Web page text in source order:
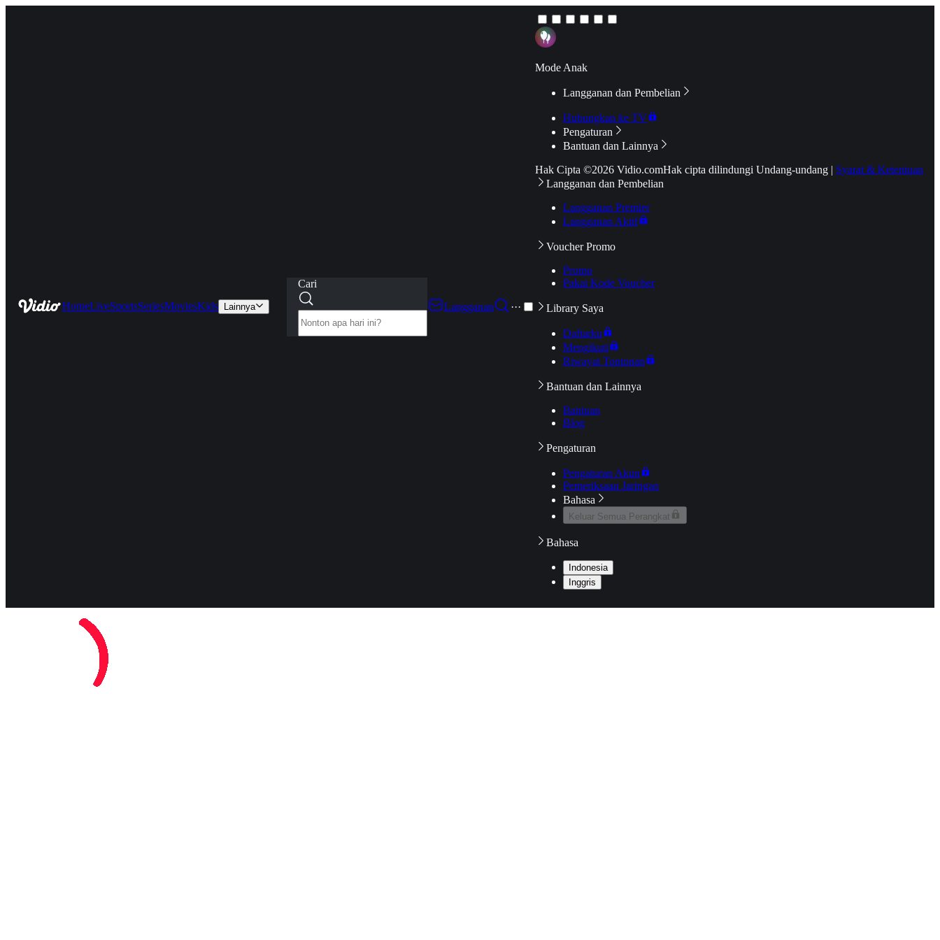
HomeLiveSportsSeriesMoviesKids Lainnya
Cari
Langganan
···
Mode Anak
Langganan dan Pembelian
Hubungkan ke TV
Pengaturan
Bantuan dan Lainnya
Hak Cipta ©2026 Vidio.comHak cipta dilindungi Undang-undang | Syarat & Ketentuan
Langganan dan Pembelian
Langganan Premier
Langganan Aktif
Voucher Promo
Promo
Pakai Kode Voucher
Library Saya
Daftarku
Mengikuti
Riwayat Tontonan
Bantuan dan Lainnya
Bantuan
Blog
Pengaturan
Pengaturan Akun
Pemeriksaan Jaringan
Bahasa
Keluar Semua Perangkat
Bahasa
Indonesia
Inggris